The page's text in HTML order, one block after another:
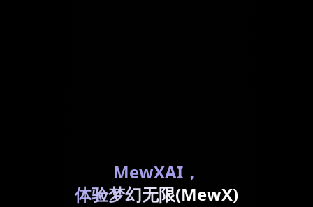
MewXAI，
体验梦幻无限(MewX)